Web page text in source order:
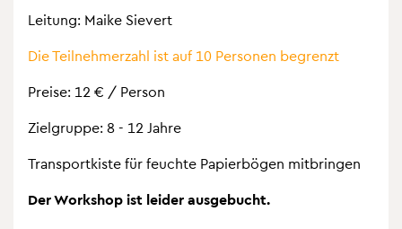
Lei­tung: Maike Sie­vert
Die Teil­neh­mer­zahl ist auf 10 Per­so­nen be­grenzt
Prei­se: 12 € / Per­son
Ziel­grup­pe: 8 - 12 Jahre
Trans­port­kis­te für feuch­te Pa­pier­bö­gen mit­brin­gen
Der Work­shop ist lei­der aus­ge­bucht.